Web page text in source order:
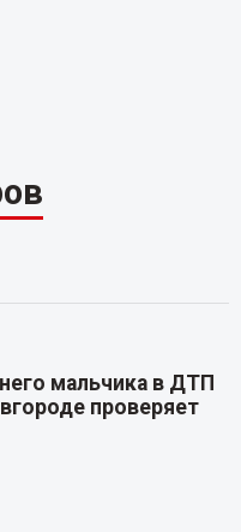
мальчика в ДТП
проверяет